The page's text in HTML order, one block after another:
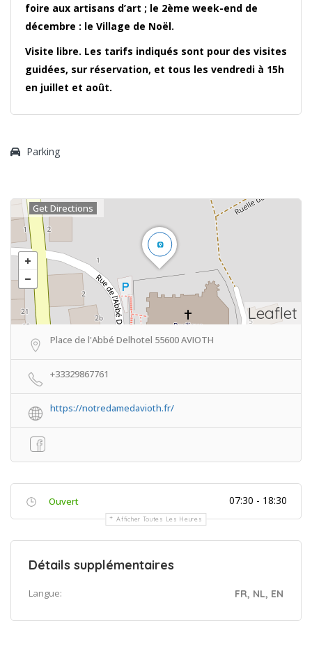
foire aux artisans d’art ; le 2ème week-end de
décembre : le Village de Noël.
Visite libre. Les tarifs indiqués sont pour des visites
guidées, sur réservation, et tous les vendredi à 15h
en juillet et août.
Parking
Leaflet
Get Directions
Place de l'Abbé Delhotel 55600 AVIOTH
+33329867761
https://notredamedavioth.fr/
Ouvert 07:30 - 18:30
Afficher Toutes Les Heures
Détails supplémentaires
Langue: FR, NL, EN